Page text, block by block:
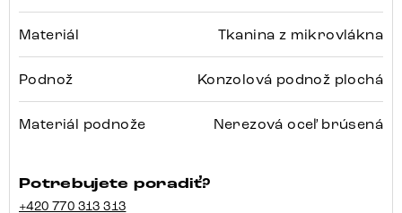
Materiál Tkanina z mikrovlákna
Podnož Konzolová podnož plochá
Materiál podnože Nerezová oceľ brúsená
Potrebujete poradiť?
+420 770 313 313